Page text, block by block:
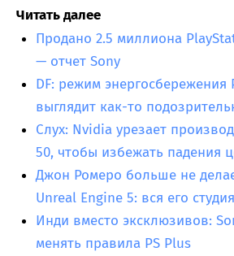
Читать далее
Продано 2.5 миллиона
— отчет Sony
DF: режим энергосбережения
выглядит как-то
Слух: Nvidia урезает
50, чтобы избежать падения
Джон Ромеро больше не
Unreal Engine 5: вся его
Инди вместо эксклюзивов:
менять правила PS Plus